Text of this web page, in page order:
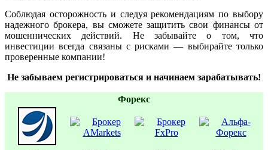
Соблюдая осторожность и следуя рекомендациям по выбору
надежного брокера, вы сможете защитить свои финансы от
мошеннических действий. Не забывайте о том, что
инвестиции всегда связаны с рисками — выбирайте только
проверенные компании!
Не забываем регистрироваться и начинаем зарабатывать!
Форекс